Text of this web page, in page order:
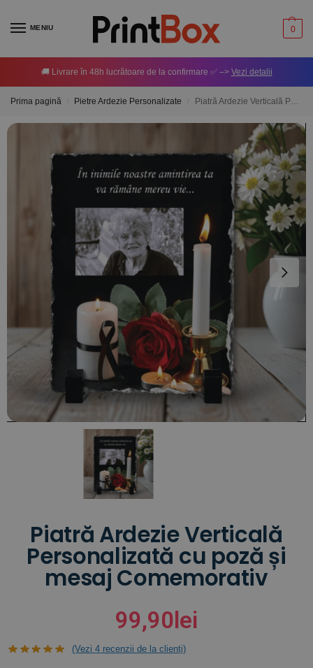
MENIU 0
🚚 Livrare în 48h lucrătoare de la confirmare ✅ –> Vezi detalii
Prima pagină Pietre Ardezie Personalizate Piatră Ardezie Verticală Personalizată cu poză și mesaj Comemorativ
Piatră Ardezie Verticală
Personalizată cu poză și
mesaj Comemorativ
99,90lei
(Vezi4 recenzii de la clienți)